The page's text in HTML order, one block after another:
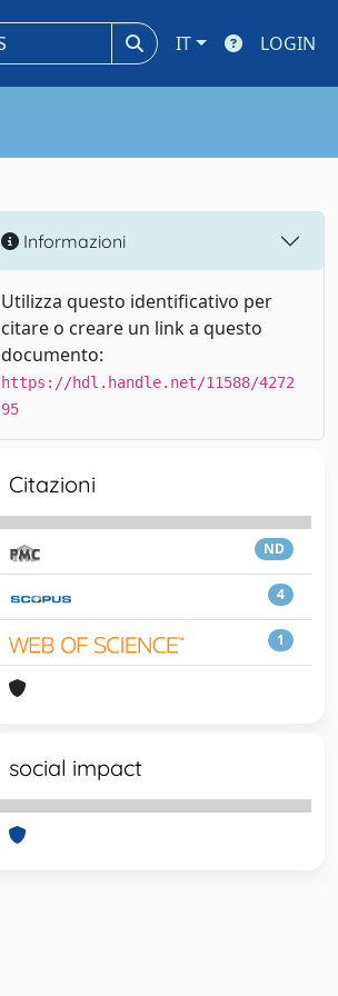
IT LOGIN
Informazioni
Utilizza questo identificativo per
citare o creare un link a questo
documento:
https://hdl.handle.net/11588/4272
95
Citazioni
ND
4
1
social impact